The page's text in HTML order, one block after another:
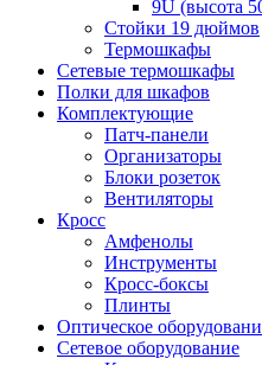
9U (высота
Стойки 19 дюймов
Термошкафы
Сетевые термошкафы
Полки для шкафов
Комплектующие
Патч-панели
Организаторы
Блоки розеток
Вентиляторы
Кросс
Амфенолы
Инструменты
Кросс-боксы
Плинты
Оптическое
Сетевое оборудование